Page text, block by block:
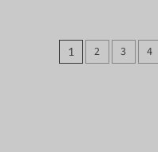
Bazar
Sembako
Paginasi
1 2 3 4